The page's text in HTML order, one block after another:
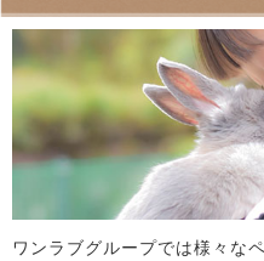
ワンラブグループでは様々な